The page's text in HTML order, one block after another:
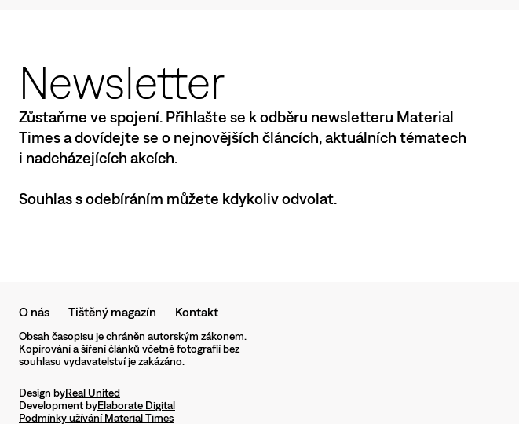
Newsletter
Zůstaňme ve spojení. Přihlašte se k odběru newsletteru Material
Times a dovídejte se o nejnovějších článcích, aktuálních tématech
i nadcházejících akcích.
Souhlas s odebíráním můžete kdykoliv odvolat.
O nás Tištěný magazín Kontakt
Obsah časopisu je chráněn autorským zákonem.
Kopírování a šíření článků včetně fotografií bez
souhlasu vydavatelství je zakázáno.
Design byReal United
Development byElaborate Digital
Podmínky užívání Material Times